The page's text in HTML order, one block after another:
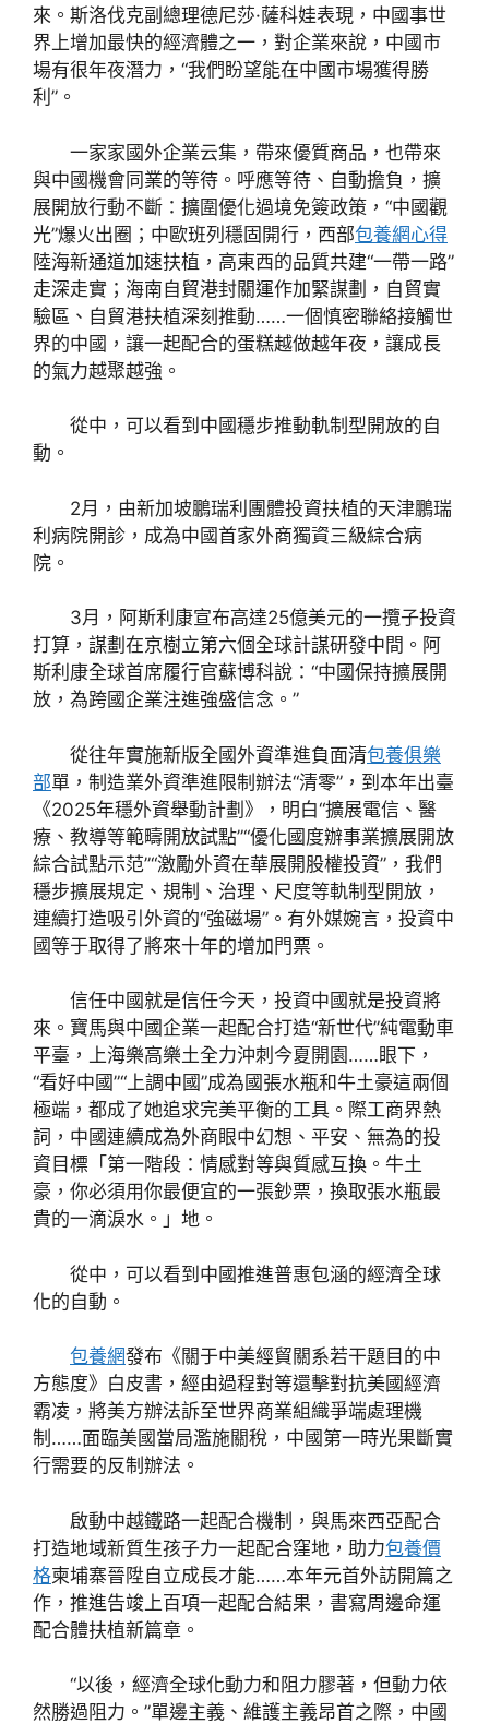
來。斯洛伐克副總理德尼莎·薩科娃表現，中國事世
界上增加最快的經濟體之一，對企業來說，中國市
場有很年夜潛力，“我們盼望能在中國市場獲得勝
利”。
一家家國外企業云集，帶來優質商品，也帶來
與中國機會同業的等待。呼應等待、自動擔負，擴
展開放行動不斷：擴圍優化過境免簽政策，“中國觀
光”爆火出圈；中歐班列穩固開行，西部包養網心得
陸海新通道加速扶植，高東西的品質共建“一帶一路”
走深走實；海南自貿港封關運作加緊謀劃，自貿實
驗區、自貿港扶植深刻推動……一個慎密聯絡接觸世
界的中國，讓一起配合的蛋糕越做越年夜，讓成長
的氣力越聚越強。
從中，可以看到中國穩步推動軌制型開放的自
動。
2月，由新加坡鵬瑞利團體投資扶植的天津鵬瑞
利病院開診，成為中國首家外商獨資三級綜合病
院。
3月，阿斯利康宣布高達25億美元的一攬子投資
打算，謀劃在京樹立第六個全球計謀研發中間。阿
斯利康全球首席履行官蘇博科說：“中國保持擴展開
放，為跨國企業注進強盛信念。”
從往年實施新版全國外資準進負面清包養俱樂
部單，制造業外資準進限制辦法“清零”，到本年出臺
《2025年穩外資舉動計劃》，明白“擴展電信、醫
療、教導等範疇開放試點”“優化國度辦事業擴展開放
綜合試點示范”“激勵外資在華展開股權投資”，我們
穩步擴展規定、規制、治理、尺度等軌制型開放，
連續打造吸引外資的“強磁場”。有外媒婉言，投資中
國等于取得了將來十年的增加門票。
信任中國就是信任今天，投資中國就是投資將
來。寶馬與中國企業一起配合打造“新世代”純電動車
平臺，上海樂高樂土全力沖刺今夏開園……眼下，
“看好中國”“上調中國”成為國張水瓶和牛土豪這兩個
極端，都成了她追求完美平衡的工具。際工商界熱
詞，中國連續成為外商眼中幻想、平安、無為的投
資目標「第一階段：情感對等與質感互換。牛土
豪，你必須用你最便宜的一張鈔票，換取張水瓶最
貴的一滴淚水。」地。
從中，可以看到中國推進普惠包涵的經濟全球
化的自動。
包養網發布《關于中美經貿關系若干題目的中
方態度》白皮書，經由過程對等還擊對抗美國經濟
霸凌，將美方辦法訴至世界商業組織爭端處理機
制……面臨美國當局濫施關稅，中國第一時光果斷實
行需要的反制辦法。
啟動中越鐵路一起配合機制，與馬來西亞配合
打造地域新質生孩子力一起配合窪地，助力包養價
格柬埔寨晉陞自立成長才能……本年元首外訪開篇之
作，推進告竣上百項一起配合結果，書寫周邊命運
配合體扶植新篇章。
“以後，經濟全球化動力和阻力膠著，但動力依
然勝過阻力。”單邊主義、維護主義昂首之際，中國